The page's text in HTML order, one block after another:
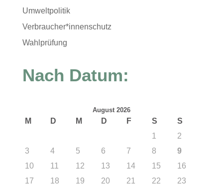
Umweltpolitik
Verbraucher*innenschutz
Wahlprüfung
Nach Datum:
August 2026
M D M D F S
S
1
2
3
4 5 6 7 8
9
10
11 12 13 14 15
16
17
18 19 20 21 22
23